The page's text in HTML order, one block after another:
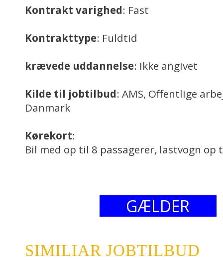
Kontrakt varighed: Fast
Kontrakttype: Fuldtid
krævede uddannelse: Ikke angivet
Kilde til jobtilbud: AMS, Offentlige
Danmark
Kørekort:
Bil med op til 8 passagerer, lastvogn op
GÆLDER
SIMILIAR JOBTILBUD